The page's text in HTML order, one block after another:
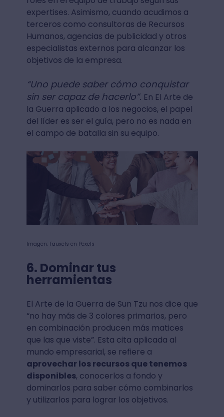
expertises. Asimismo, cuando acudimos a
terceros como consultoras de Recursos
Humanos, agencias de publicidad y otros
especialistas externos para alcanzar los
objetivos de la empresa.
“Uno puede saber cómo conquistar
sin ser capaz de hacerlo”. En El Arte de
la Guerra aplicado a los negocios, el papel
del líder es ser el guía, pero no es nada en
el campo de batalla sin su equipo.
Imagen: Fauxels en Pexels
6. Dominar tus
herramientas
El Arte de la Guerra de Sun Tzu nos dice que
“no hay más de 3 colores primarios, pero
en combinación producen más matices
que las que viste”. Esta cita aplicada al
mundo empresarial, se refiere a
aprovechar los recursos que tenemos
disponibles, conocerlos a fondo y
dominarlos para saber cómo combinarlos
y utilizarlos para lograr los objetivos.